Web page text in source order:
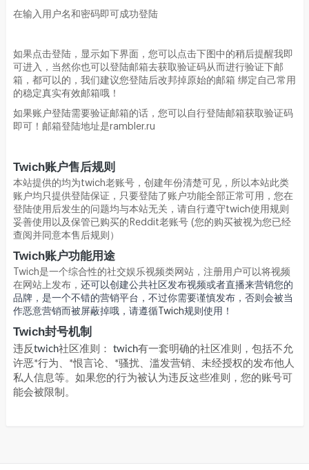
在输入用户名和密码即可成功登陆
如果点击登陆，显示如下界面，您可以点击下图中的稍后提醒我即
可进入，当然你也可以登陆邮箱去获取验证码从而进行验证下邮
箱，都可以的，我们建议您登陆后改邦掉原始的邮箱 绑定自己常用
的稳定真实有效邮箱哦！
如果账户登陆需要验证邮箱的话，您可以自行登陆邮箱获取验证码
即可！邮箱登陆地址是rambler.ru
Twich账户售后规则
本站提供的均为twich老账号，创建年份清楚可见，所以本站此类
账户均只提供登陆保证，只要登陆了账户功能全部正常可用，您在
登陆使用后发生的问题均与本站无关，请自行遵守twich使用规则
妥善使用以及保管已购买的Reddit老账号 (您的购买被视为您已经
查阅并同意本售后规则）
Twich账户功能用途
Twich是一个综合性的社交娱乐视频类网站，注册用户可以将视频
在网站上发布， 还可以创建公共社区发布视频或者直播来营销您的
品牌，是一个不错的营销平台，不过你需要谨慎发布，否则会被当
作恶意营销而被屏蔽掉哦，请遵循Twich规则使用！
Twich封号机制
违反 twich社区准则： twich有一套明确的社区准则，包括不允
许恶*行为、*恨言论、*骚扰、滥发营销 、 未经授权的发布他人
私人信息等。如果您的行为被认为违反这些准则，您的账号可
能会被限制。